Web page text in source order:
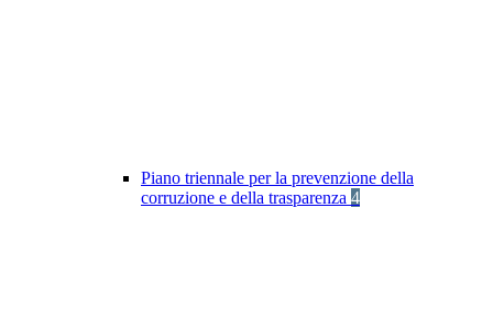
Piano triennale per la prevenzione della
corruzione e della trasparenza 4